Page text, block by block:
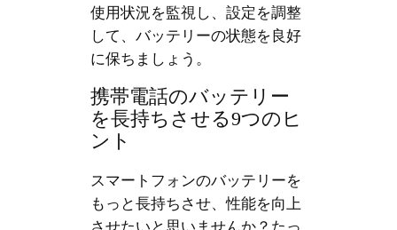
使用状況を監視し、設定を調整
して、バッテリーの状態を良好
に保ちましょう。
携帯電話のバッテリー
を長持ちさせる9つのヒ
ント
スマートフォンのバッテリーを
もっと長持ちさせ、性能を向上
させたいと思いませんか？たっ